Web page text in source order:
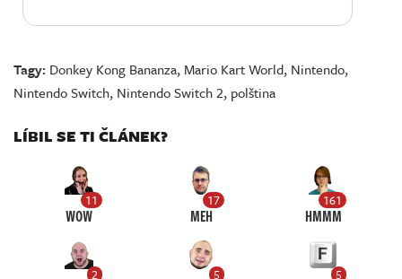
Tagy: Donkey Kong Bananza, Mario Kart World, Nintendo,
Nintendo Switch, Nintendo Switch 2, polština
LÍBIL SE TI ČLÁNEK?
11
WOW
17
MEH
161
HMMM
2 5 5